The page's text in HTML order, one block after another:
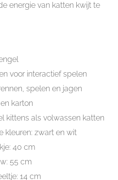
energie van katten kwijt te
voor interactief spelen
spelen en jagen
karton
kittens als volwassen katten
kleuren: zwart en wit
40 cm
55 cm
14 cm